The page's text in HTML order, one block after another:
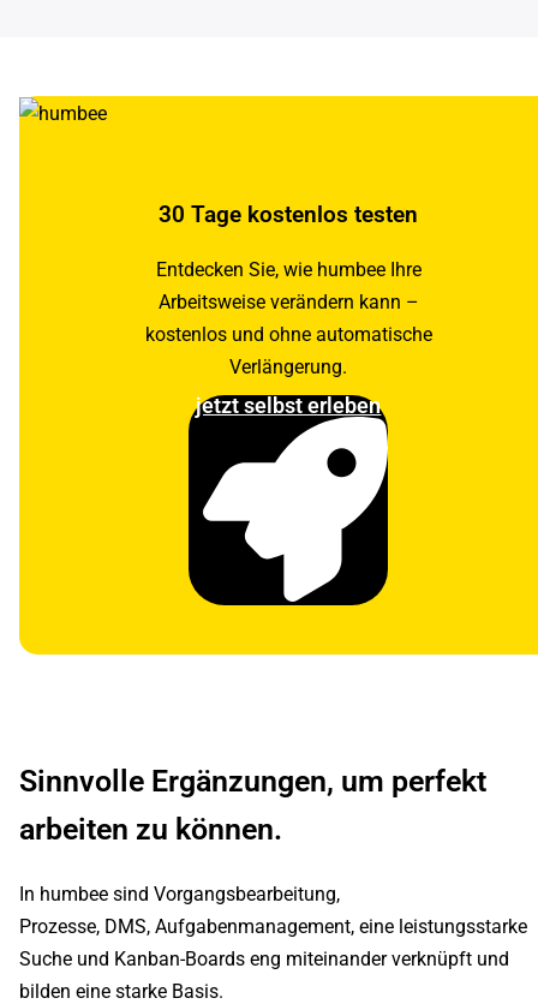
30 Tage kostenlos testen
Entdecken Sie, wie humbee Ihre
Arbeitsweise verändern kann –
kostenlos und ohne automatische
Verlängerung.
jetzt selbst erleben
Sinnvolle Ergänzungen, um perfekt
arbeiten zu können.
In humbee sind Vorgangsbearbeitung,
Prozesse, DMS, Aufgabenmanagement, eine leistungsstarke
Suche und Kanban-Boards eng miteinander verknüpft und
bilden eine starke Basis.